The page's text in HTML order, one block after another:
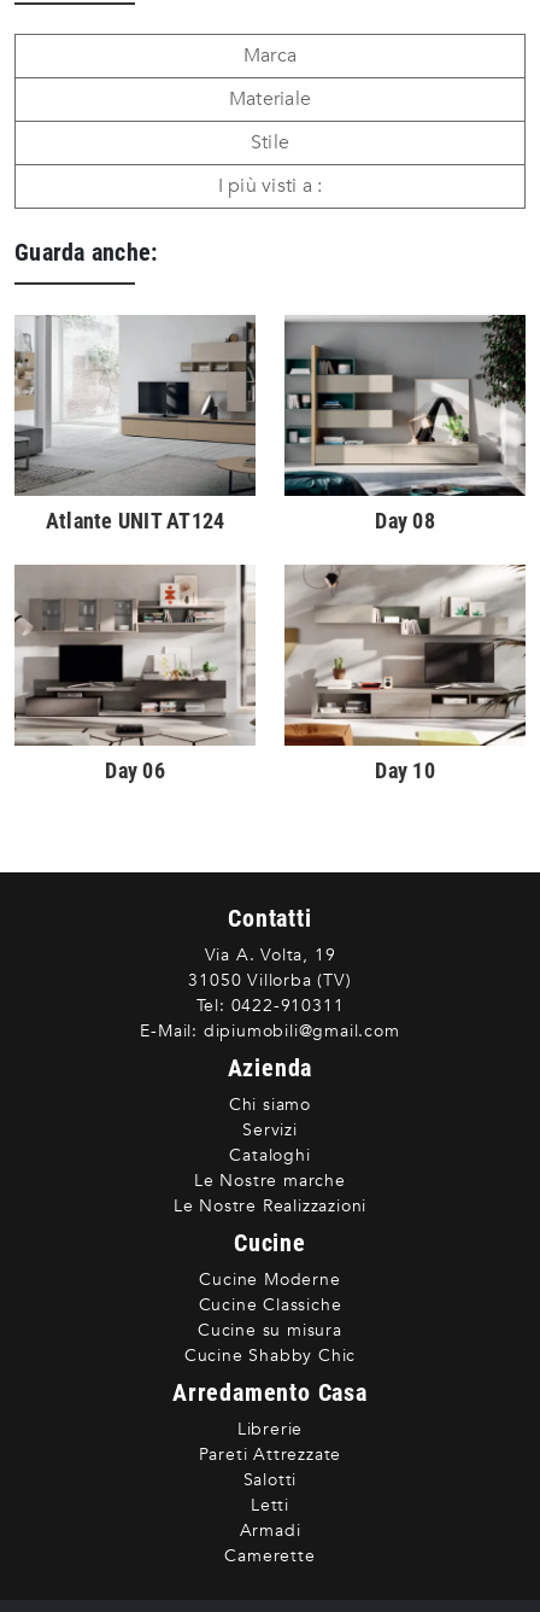
Marca
Materiale
Stile
I più visti a :
Guarda anche:
Atlante UNIT AT124 Day 08
Day 06 Day 10
Contatti
Via A. Volta, 19
31050 Villorba (TV)
Tel: 0422-910311
E-Mail: dipiumobili@gmail.com
Azienda
Chi siamo
Servizi
Cataloghi
Le Nostre marche
Le Nostre Realizzazioni
Cucine
Cucine Moderne
Cucine Classiche
Cucine su misura
Cucine Shabby Chic
Arredamento Casa
Librerie
Pareti Attrezzate
Salotti
Letti
Armadi
Camerette